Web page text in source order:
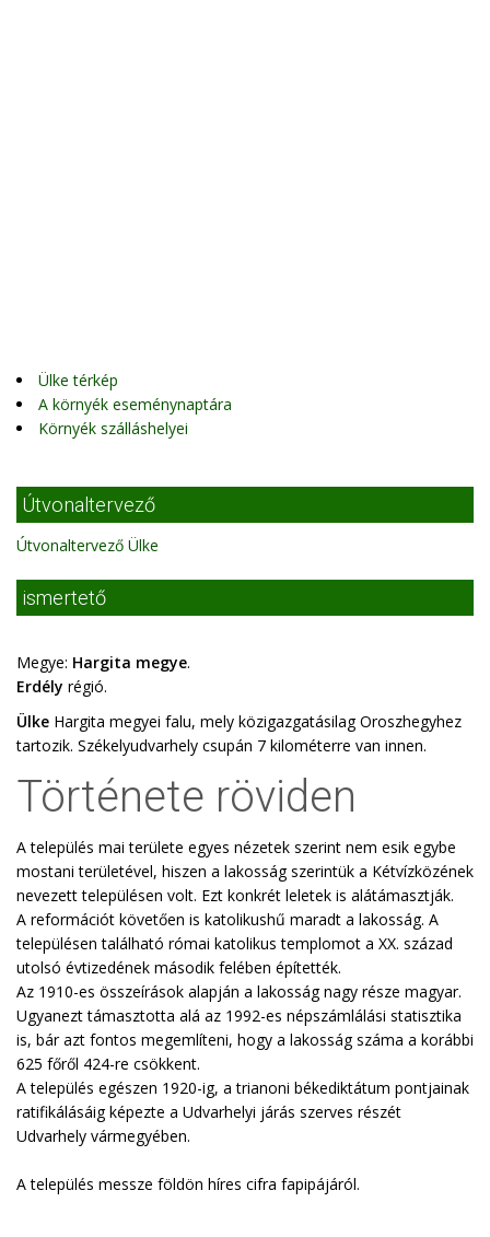
Ülke térkép
A környék eseménynaptára
Környék szálláshelyei
Útvonaltervező
Útvonaltervező Ülke
ismertető
Megye: Hargita megye.
Erdély régió.
Ülke Hargita megyei falu, mely közigazgatásilag Oroszhegyhez
tartozik. Székelyudvarhely csupán 7 kilométerre van innen.
Története röviden
A település mai területe egyes nézetek szerint nem esik egybe
mostani területével, hiszen a lakosság szerintük a Kétvízközének
nevezett településen volt. Ezt konkrét leletek is alátámasztják.
A reformációt követően is katolikushű maradt a lakosság. A
településen található római katolikus templomot a XX. század
utolsó évtizedének második felében építették.
Az 1910-es összeírások alapján a lakosság nagy része magyar.
Ugyanezt támasztotta alá az 1992-es népszámlálási statisztika
is, bár azt fontos megemlíteni, hogy a lakosság száma a korábbi
625 főről 424-re csökkent.
A település egészen 1920-ig, a trianoni békediktátum pontjainak
ratifikálásáig képezte a Udvarhelyi járás szerves részét
Udvarhely vármegyében.
A település messze földön híres cifra fapipájáról.